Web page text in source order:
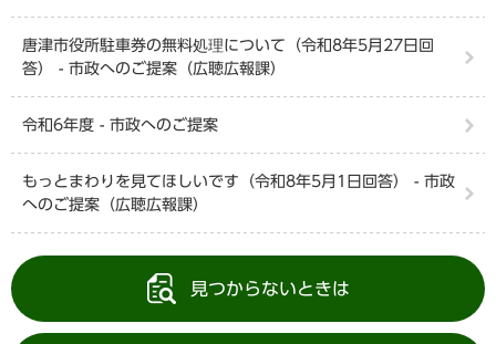
唐津市役所駐車券の無料処理について（令和8年5月27日回
答） - 市政へのご提案（広聴広報課）
令和6年度 - 市政へのご提案
もっとまわりを見てほしいです（令和8年5月1日回答） - 市政
へのご提案（広聴広報課）
見つからないときは